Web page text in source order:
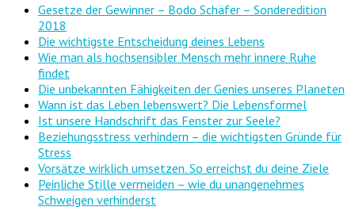
Gesetze der Gewinner – Bodo Schäfer – Sonderedition
2018
Die wichtigste Entscheidung deines Lebens
Wie man als hochsensibler Mensch mehr innere Ruhe
findet
Die unbekannten Fähigkeiten der Genies unseres Planeten
Wann ist das Leben lebenswert? Die Lebensformel
Ist unsere Handschrift das Fenster zur Seele?
Beziehungsstress verhindern – die wichtigsten Gründe für
Stress
Vorsätze wirklich umsetzen. So erreichst du deine Ziele
Peinliche Stille vermeiden – wie du unangenehmes
Schweigen verhinderst